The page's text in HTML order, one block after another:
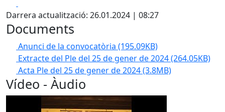
Darrera actualització: 26.01.2024 | 08:27
Documents
Anunci de la convocatòria (195.09KB)
Extracte del Ple del 25 de gener de 2024(264.05KB)
Acta Ple del 25 de gener de 2024(3.8MB)
Vídeo - Àudio